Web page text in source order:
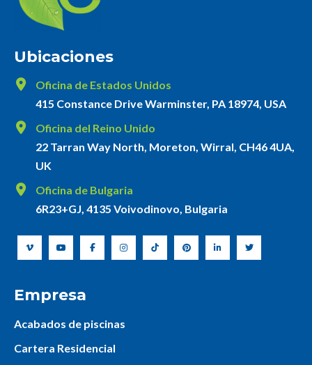
Ubicaciones
Oficina de Estados Unidos
415 Constance Drive Warminster, PA 18974, USA
Oficina del Reino Unido
22 Tarran Way North, Moreton, Wirral, CH46 4UA,
UK
Oficina de Bulgaria
6R23+GJ, 4135 Voivodinovo, Bulgaria
Empresa
Acabados de piscinas
Cartera Residencial